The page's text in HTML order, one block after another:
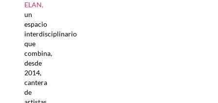
ELAN,
un
espacio
interdisciplinario
que
combina,
desde
2014,
cantera
de